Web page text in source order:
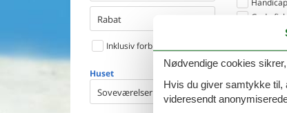
Rabat
Inklusiv forbrug
Huset
Soveværelser
Gode
Nødvendige cookies
Hvis du giver samtykke til,
videresendt